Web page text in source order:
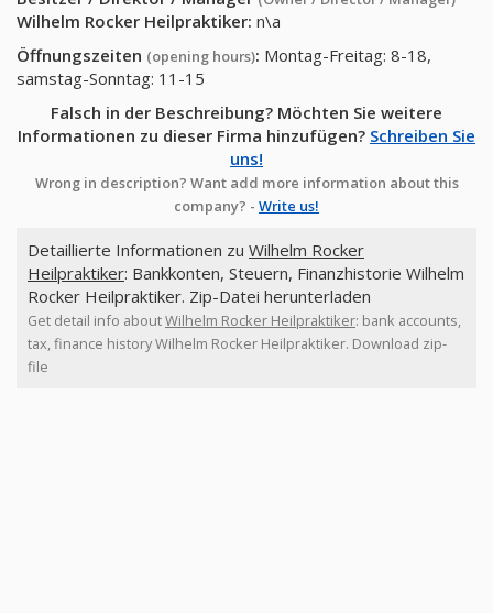
Wilhelm Rocker Heilpraktiker: n\a
Öffnungszeiten (opening hours): Montag-Freitag: 8-18,
samstag-Sonntag: 11-15
Falsch in der Beschreibung? Möchten Sie weitere
Informationen zu dieser Firma hinzufügen? Schreiben Sie
uns!
Wrong in description? Want add more information about this
company? - Write us!
Detaillierte Informationen zu Wilhelm Rocker
Heilpraktiker: Bankkonten, Steuern, Finanzhistorie Wilhelm
Rocker Heilpraktiker. Zip-Datei herunterladen
Get detail info aboutWilhelm Rocker Heilpraktiker: bank accounts,
tax, finance history Wilhelm Rocker Heilpraktiker. Download zip-
file